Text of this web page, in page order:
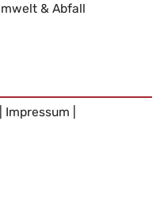
& Abfall
Impressum